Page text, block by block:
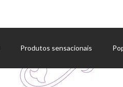
Produtos sensacionais